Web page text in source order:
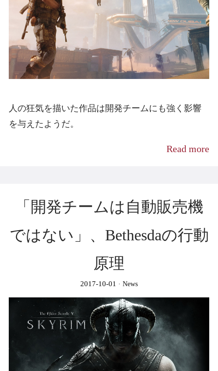
人の狂気を描いた作品は開発チームにも強く影響
を与えたようだ。
Read more
「開発チームは自動販売機
ではない」、Bethesdaの行動
原理
2017-10-01 News